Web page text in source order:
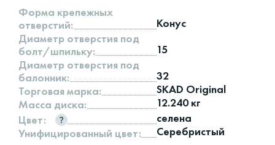
Форма крепежных
отверстий:
Конус
Диаметр отверстия под
болт/шпильку:
15
Диаметр отверстия под
балонник:
32
Торговая марка:
SKAD Original
Масса диска:
12.240 кг
Цвет:
селена
Унифицированный цвет:
Серебристый